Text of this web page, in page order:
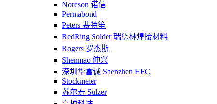
Nordson 诺信
Permabond
Peters 裴特笙
RedRing Solder 瑞德林焊接材料
Rogers 罗杰斯
Shenmao 伸兴
深圳华富诚 Shenzhen HFC
Stockmeier
苏尔寿 Sulzer